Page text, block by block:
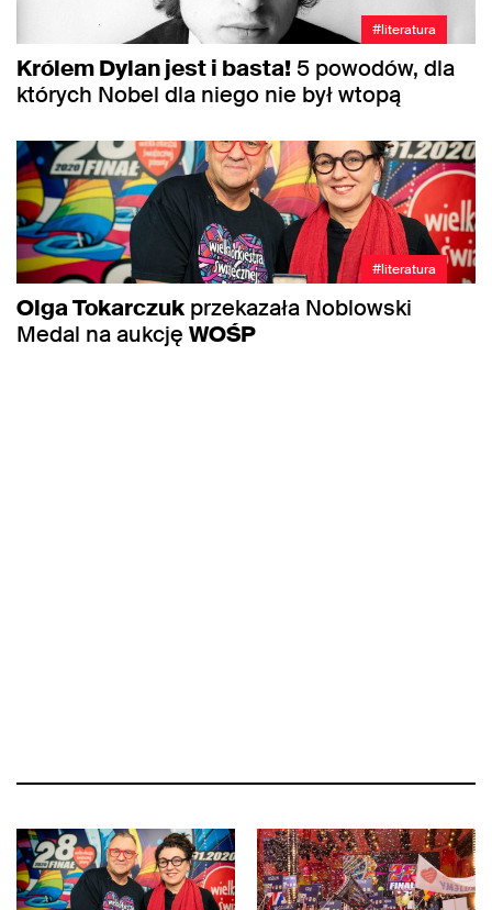
#literatura
Królem Dylan jest i basta!5 powodów, dla
których Nobel dla niego nie był wtopą
#literatura
Olga Tokarczuk przekazała Noblowski
Medal na aukcję WOŚP